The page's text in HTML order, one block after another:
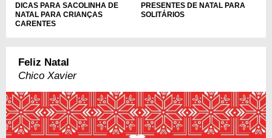
DICAS PARA SACOLINHA DE
NATAL PARA CRIANÇAS
CARENTES
PRESENTES DE NATAL PARA
SOLITÁRIOS
Feliz Natal
Chico Xavier